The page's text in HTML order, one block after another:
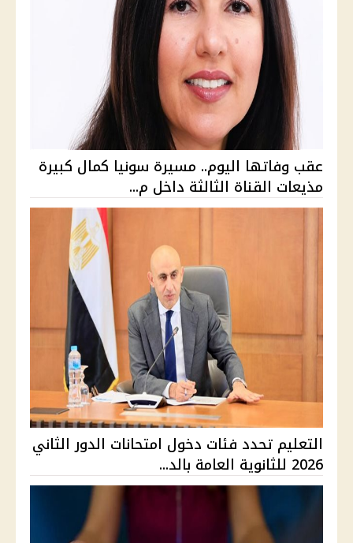
عقب وفاتها اليوم.. مسيرة سونيا كمال كبيرة
مذيعات القناة الثالثة داخل م...
التعليم تحدد فئات دخول امتحانات الدور الثاني
2026 للثانوية العامة بالد...